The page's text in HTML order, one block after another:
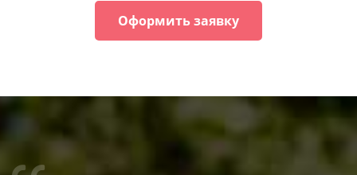
Оформить заявку